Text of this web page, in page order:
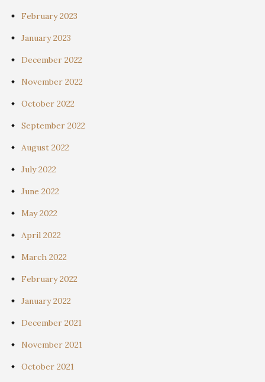
February 2023
January 2023
December 2022
November 2022
October 2022
September 2022
August 2022
July 2022
June 2022
May 2022
April 2022
March 2022
February 2022
January 2022
December 2021
November 2021
October 2021